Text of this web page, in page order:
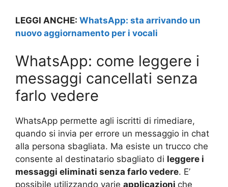
LEGGI ANCHE: WhatsApp: sta arrivando un
nuovo aggiornamento per i vocali
WhatsApp: come leggere i
messaggi cancellati senza
farlo vedere
WhatsApp permette agli iscritti di rimediare,
quando si invia per errore un messaggio in chat
alla persona sbagliata. Ma esiste un trucco che
consente al destinatario sbagliato di leggere i
messaggi eliminati senza farlo vedere. E’
possibile utilizzando varie applicazioni che